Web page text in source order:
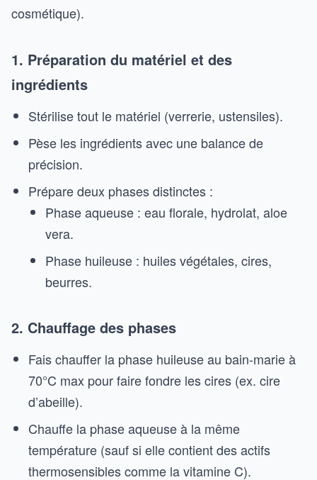
cosmétique).
1. Préparation du matériel et des
ingrédients
Stérilise tout le matériel (verrerie, ustensiles).
Pèse les ingrédients avec une balance de
précision.
Prépare deux phases distinctes :
Phase aqueuse : eau florale, hydrolat, aloe
vera.
Phase huileuse : huiles végétales, cires,
beurres.
2. Chauffage des phases
Fais chauffer la phase huileuse au bain-marie à
70°C max pour faire fondre les cires (ex. cire
d’abeille).
Chauffe la phase aqueuse à la même
température (sauf si elle contient des actifs
thermosensibles comme la vitamine C).